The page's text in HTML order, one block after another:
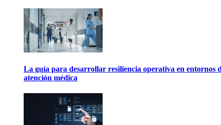
La guía para desarrollar resiliencia operativa en entornos
atención médica